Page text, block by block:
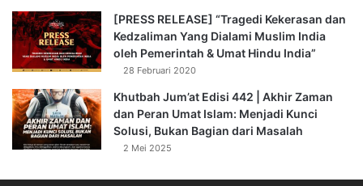
kebenaran, orang-orang yang sabar, dan orang-orang yang
pandai bersyukur.
Juga membicarakan sirah mereka bersama-sama,
merenungi catatan sejarah, mengupayakan peningkatan
intensitas ibadah daripada yang sudah-sudah,
melaksanakan ‘umrah di bulan Ramadlan bagi yang mampu,
menyendiri selama beberapa saat setiap hari untuk
[PRESS RELEASE] “Tragedi Kekerasan dan
Kedzaliman Yang Dialami Muslim India
oleh Pemerintah & Umat Hindu India”
28 Februari 2020
Khutbah Jum’at Edisi 442 | Akhir Zaman
dan Peran Umat Islam: Menjadi Kunci
Solusi, Bukan Bagian dari Masalah
2 Mei 2025